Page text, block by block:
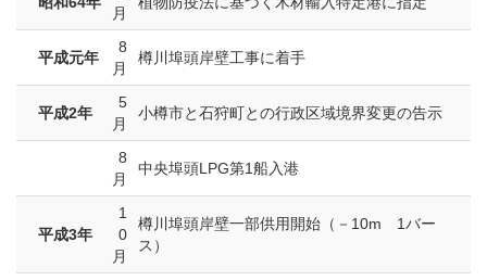
月
平成元年
8
月
樽川埠頭岸壁工事に着手
平成2年
5
月
小樽市と石狩町との行政区域境界変更の告示
8
月
中央埠頭LPG第1船入港
平成3年
1
0
月
樽川埠頭岸壁一部供用開始（－10m 1バー
ス）